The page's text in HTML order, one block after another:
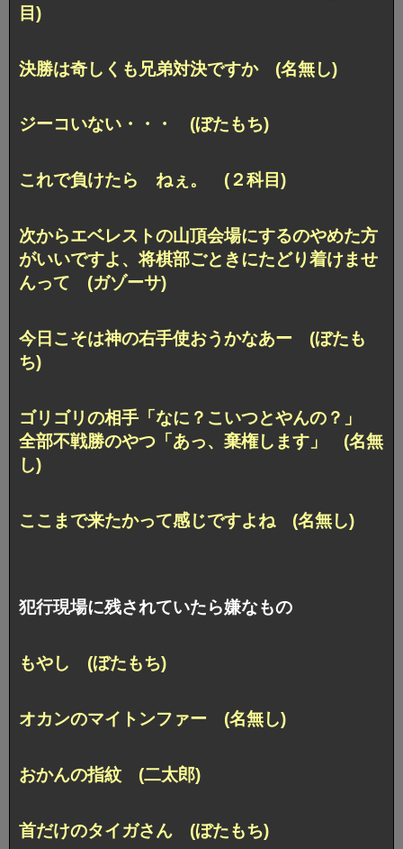
目)
決勝は奇しくも兄弟対決ですか (名無し)
ジーコいない・・・ (ぼたもち)
これで負けたら ねぇ。 (２科目)
次からエベレストの山頂会場にするのやめた方
がいいですよ、将棋部ごときにたどり着けませ
んって (ガゾーサ)
今日こそは神の右手使おうかなあー (ぼたも
ち)
ゴリゴリの相手「なに？こいつとやんの？」
全部不戦勝のやつ「あっ、棄権します」 (名無
し)
ここまで来たかって感じですよね (名無し)
犯行現場に残されていたら嫌なもの
もやし (ぼたもち)
オカンのマイトンファー (名無し)
おかんの指紋 (二太郎)
首だけのタイガさん (ぼたもち)